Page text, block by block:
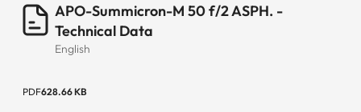
APO-Summicron-M 50 f/2 ASPH. -
Technical Data
English
PDF628.66 KB